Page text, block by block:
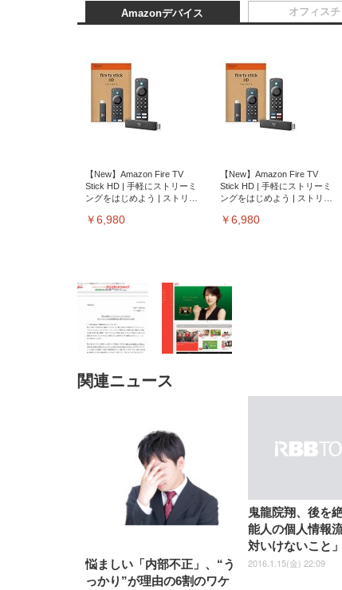
Amazonデバイス
【New】Amazon Fire TV
Stick HD | 手軽にストリーミ
ングをはじめよう | ストリー
￥6,980
【New】Amazon Fire TV
Stick HD | 手軽にストリーミ
ングをはじめよう | ストリー
￥6,980
オフィス
上げ式アームレスト コンパク
ト 約105度ロッキング pc 事務
椅子 360度回転 座面昇降 強化
ナイロン樹脂ベース 通気性メ
ッシュ 在宅ワーク H-
WY01(黒網+黒枠+黒足)
UHD・USB Type-C・ホワイ
￥105,595
捨て 無香料 ホワイト 300枚
関連ニュース
悩ましい「内部不正」、“う
っかり”が理由の6割のワケ
鬼龍院翔、後を
能人の個人情報
対いけないこと」
2016.1.15(金) 22:09